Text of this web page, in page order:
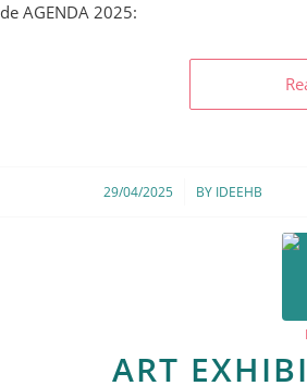
de AGENDA 2025:
29/04/2025
/ BY IDEEHB
ART